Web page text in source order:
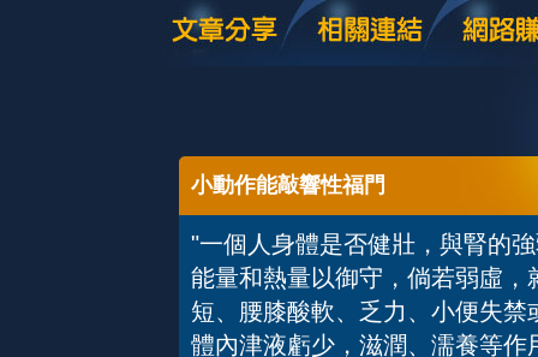
小動作能敲響性福門
"一個人身體是否健壯，與腎的
能量和熱量以御守，倘若弱虛
短、腰膝酸軟、乏力、小便失
體內津液虧少，滋潤、濡養等